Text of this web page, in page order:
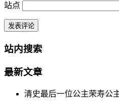
站点
站内搜索
最新文章
清史最后一位公主荣寿公